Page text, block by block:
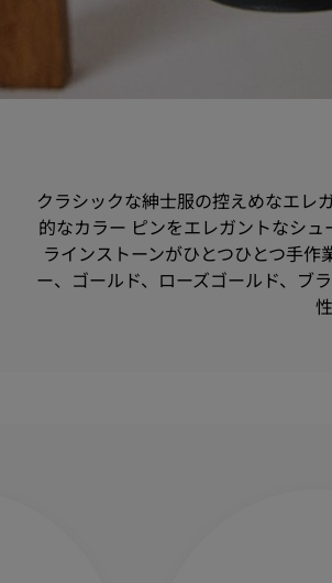
クラシックな紳士服の控えめなエレ
的なカラー ピンをエレガントなシ
ラインストーンがひとつひとつ手
ー、ゴールド、ローズゴールド、ブ